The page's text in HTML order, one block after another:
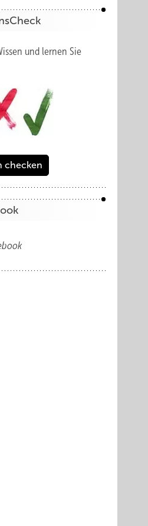
und lernen Sie
checken